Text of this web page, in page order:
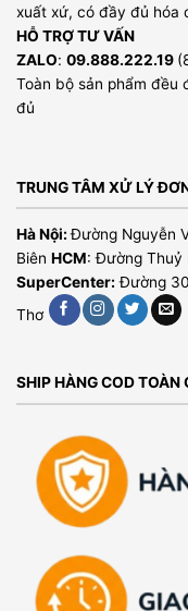
xuất xứ, có đầy đủ hóa
HỖ TRỢ TƯ VẤN
ZALO: 09.888.222.19
Toàn bộ sản phẩm đều
đủ
TRUNG TÂM XỬ LÝ
Hà Nội:Đường Nguyễn
Biên HCM: Đường Thuỷ
SuperCenter: Đường
Thơ
SHIP HÀNG COD TOÀN